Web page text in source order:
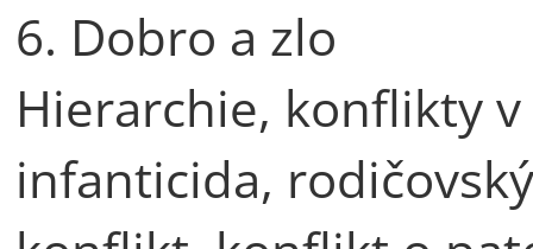
6. Dobro a zlo
Hierarchie, konflikty
infanticida,